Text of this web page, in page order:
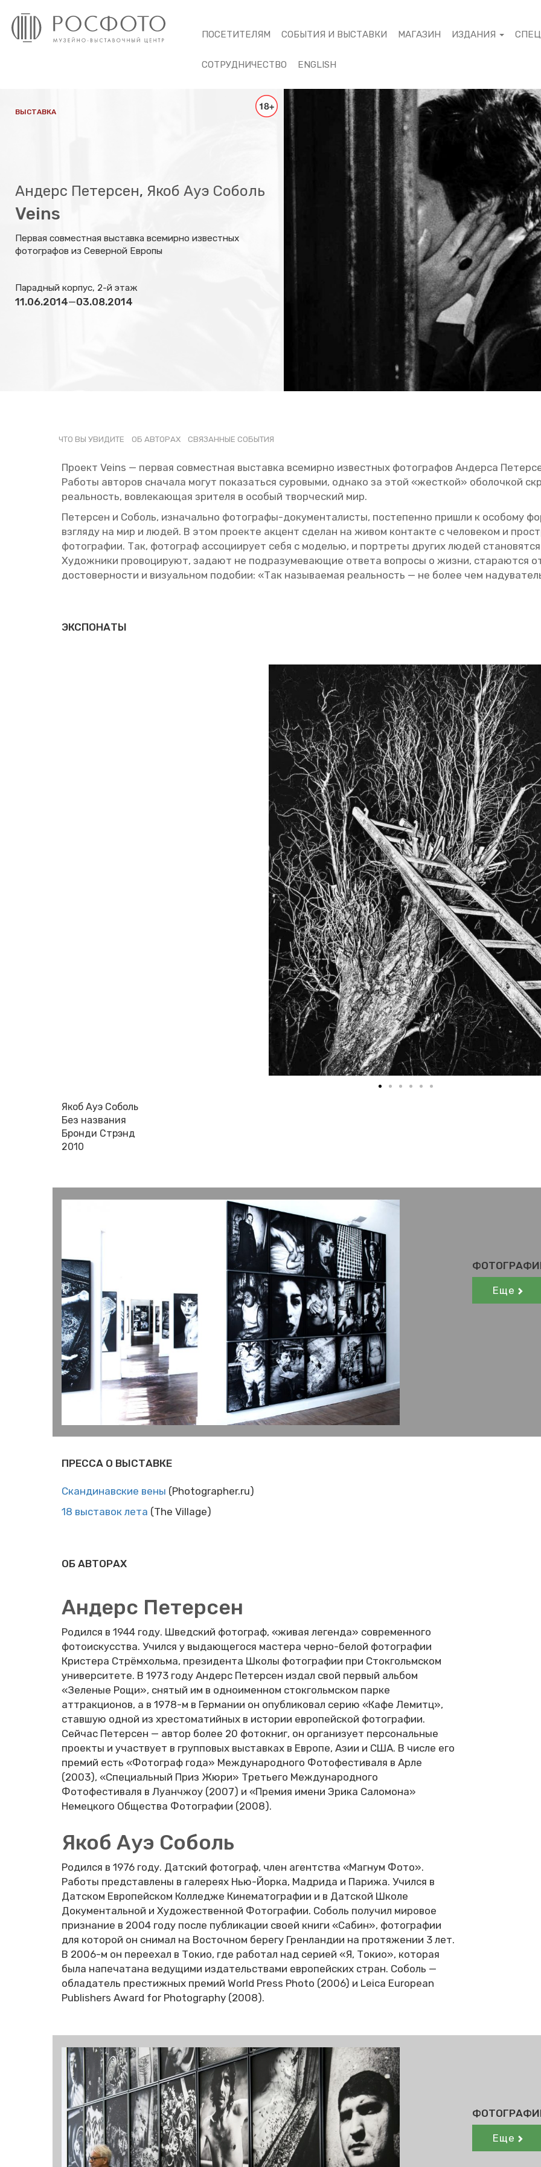
ПОСЕТИТЕЛЯМ СОБЫТИЯ И ВЫСТАВКИ МАГАЗИН ИЗДАНИЯ
СОТРУДНИЧЕСТВО ENGLISH
ВЫСТАВКА
Андерс Петерсен, Якоб Ауэ Соболь
Veins
Первая совместная выставка всемирно известных
фотографов из Северной Европы
Парадный корпус, 2-й этаж
11.06.2014—03.08.2014
ЧТО ВЫ УВИ­ДИ­ТЕ ОБ АВ­ТО­РАХ СВЯ­ЗАН­НЫЕ СО­БЫ­ТИЯ
Про­ект Veins — пер­вая сов­мест­ная вы­став­ка все­мир­но из­вест­ных фо­то­гра­фов Ан­дер­са
Ра­бо­ты ав­то­ров сна­ча­ла могут по­ка­зать­ся су­ро­вы­ми, од­на­ко за этой «жест­кой» обо­лоч­кой
ре­аль­ность, во­вле­ка­ю­щая зри­те­ля в осо­бый твор­че­ский мир.
Пе­тер­сен и Со­боль, из­на­чаль­но фо­то­гра­фы-до­ку­мен­та­ли­сты, по­сте­пен­но при­шли к осо­бо­му
взгля­ду на мир и людей. В этом про­ек­те ак­цент сде­лан на живом кон­так­те с че­ло­ве­ком и
фо­то­гра­фии. Так, фо­то­граф ас­со­ци­и­ру­ет себя с мо­де­лью, и порт­ре­ты дру­гих людей
Ху­дож­ни­ки про­во­ци­ру­ют, за­да­ют не под­ра­зу­ме­ва­ю­щие от­ве­та во­про­сы о жизни, ста­ра­ют­ся
до­сто­вер­но­сти и ви­зу­аль­ном по­до­бии: «Так на­зы­ва­е­мая ре­аль­ность — не более чем
ЭКСПОНАТЫ
Якоб Ауэ Соболь
Без названия
Бронди Стрэнд
2010
Еще
ПРЕССА О ВЫСТАВКЕ
Скандинавские вены (Photographer.ru)
18 выставок лета (The Village)
ОБ АВТОРАХ
Андерс Петерсен
Родился в 1944 году. Шведский фотограф, «живая легенда» современного
фотоискусства. Учился у выдающегося мастера черно-белой фотографии
Кристера Стрёмхольма, президента Школы фотографии при Стокгольмском
университете. В 1973 году Андерс Петерсен издал свой первый альбом
«Зеленые Рощи», снятый им в одноименном стокгольмском парке
аттракционов, а в 1978-м в Германии он опубликовал серию «Кафе Лемитц»,
ставшую одной из хрестоматийных в истории европейской фотографии.
Сейчас Петерсен — автор более 20 фотокниг, он организует персональные
проекты и участвует в групповых выставках в Европе, Азии и США. В числе его
премий есть «Фотограф года» Международного Фотофестиваля в Арле
(2003), «Специальный Приз Жюри» Третьего Международного
Фотофестиваля в Луанчжоу (2007) и «Премия имени Эрика Саломона»
Немецкого Общества Фотографии (2008).
Якоб Ауэ Соболь
Родился в 1976 году. Датский фотограф, член агентства «Магнум Фото».
Работы представлены в галереях Нью-Йорка, Мадрида и Парижа. Учился в
Датском Европейском Колледже Кинематографии и в Датской Школе
Документальной и Художественной Фотографии. Соболь получил мировое
признание в 2004 году после публикации своей книги «Сабин», фотографии
для которой он снимал на Восточном берегу Гренландии на протяжении 3 лет.
В 2006-м он переехал в Токио, где работал над серией «Я, Токио», которая
была напечатана ведущими издательствами европейских стран. Соболь —
обладатель престижных премий World Press Photo (2006) и Leica European
Publishers Award for Photography (2008).
Еще